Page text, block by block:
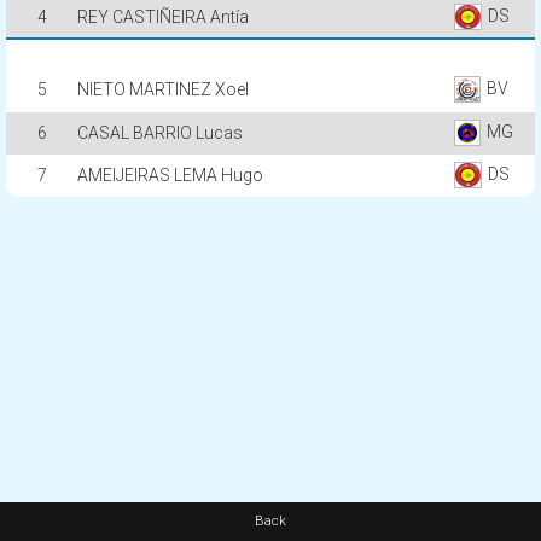
4 REY CASTIÑEIRA Antía DS
5 NIETO MARTINEZ Xoel BV
6 CASAL BARRIO Lucas MG
7 AMEIJEIRAS LEMA Hugo DS
Back